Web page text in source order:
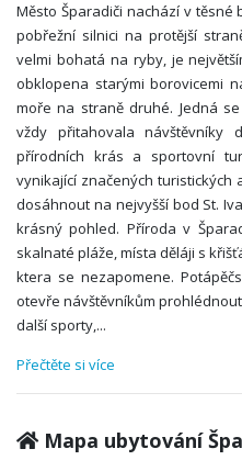
Město Šparadiči nachází v těsné
pobřežní silnici na protější
velmi bohatá na ryby, je
obklopena starými borovicemi
moře na straně druhé. Jedná
vždy přitahovala návštěvníky
přírodních krás a sportovní
vynikající značených turistických
dosáhnout na nejvyšší bod St.
krásný pohled. Příroda v
skalnaté pláže, místa děláji s
ktera se nezapomene.
otevře návštěvníkům
další sporty,...
Přečtěte si více
Mapa ubytování